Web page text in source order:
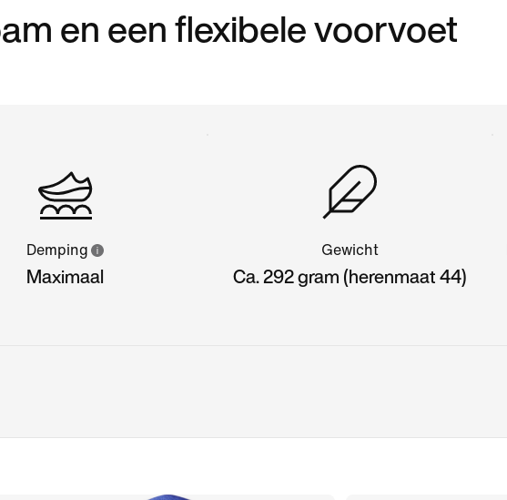
en een flexibele voorvoet
Demping
Maximaal
Gewicht
Ca. 292 gram (herenmaat 44)